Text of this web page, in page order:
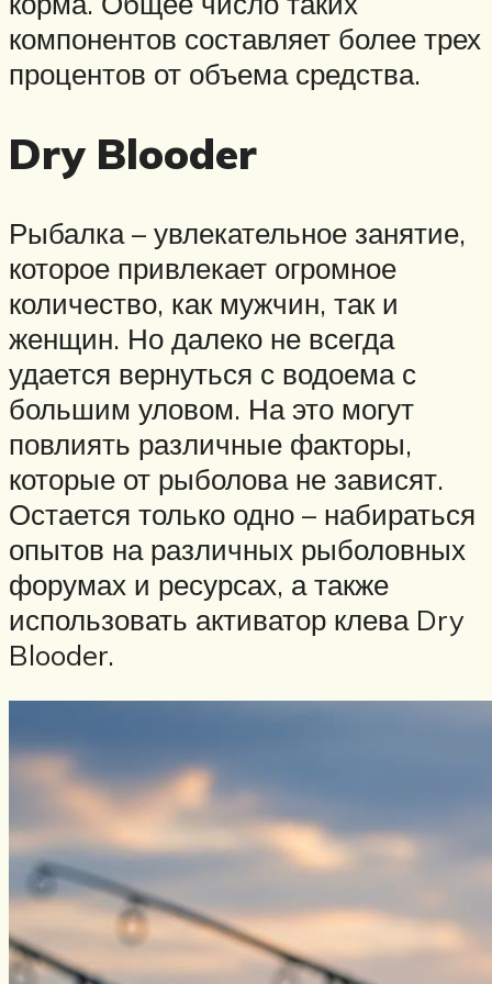
компонентов составляет более трех
процентов от объема средства.
Dry Blooder
Рыбалка – увлекательное занятие,
которое привлекает огромное
количество, как мужчин, так и
женщин. Но далеко не всегда
удается вернуться с водоема с
большим уловом. На это могут
повлиять различные факторы,
которые от рыболова не зависят.
Остается только одно – набираться
опытов на различных рыболовных
форумах и ресурсах, а также
использовать активатор клева Dry
Blooder.